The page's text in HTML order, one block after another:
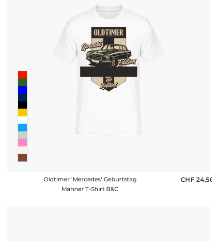
Oldtimer 'Mercedes' Geburtstag
Männer T-Shirt B&C
CHF 24,50